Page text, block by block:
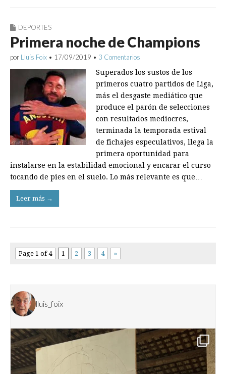
DEPORTES
Primera noche de Champions
por Lluís Foix • 17/09/2019 • 3 Comentarios
Superados los sustos de los
primeros cuatro partidos de Liga,
más el desgaste mediático que
produce el parón de selecciones
con resultados mediocres,
terminada la temporada estival
de fichajes especulativos, llega la
primera oportunidad para
instalarse en la estabilidad emocional y encarar el curso
tocando de pies en el suelo. Lo más relevante es que…
Leer más →
Page 1 of 4 1 2 3 4 »
lluis_foix